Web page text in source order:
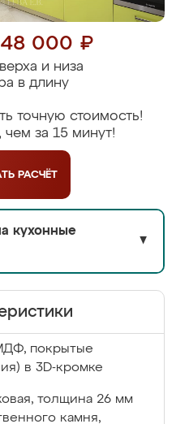
000 ₽
и низа
в длину
точную стоимость!
за 15 минут!
РАСЧЁТ
кухонные
▼
покрытые
в 3D-кромке
толщина 26 мм
камня,